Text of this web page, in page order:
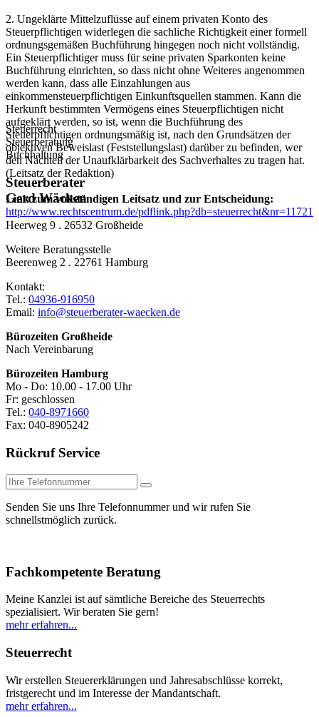
2. Ungeklärte Mittelzuflüsse auf einem privaten Konto des
Steuerpflichtigen widerlegen die sachliche Richtigkeit einer formell
ordnungsgemäßen Buchführung hingegen noch nicht vollständig.
Ein Steuerpflichtiger muss für seine privaten Sparkonten keine
Buchführung einrichten, so dass nicht ohne Weiteres angenommen
werden kann, dass alle Einzahlungen aus
einkommensteuerpflichtigen Einkunftsquellen stammen. Kann die
Herkunft bestimmten Vermögens eines Steuerpflichtigen nicht
aufgeklärt werden, so ist, wenn die Buchführung des
Steuerpflichtigen ordnungsmäßig ist, nach den Grundsätzen der
objektiven Beweislast (Feststellungslast) darüber zu befinden, wer
den Nachteil der Unaufklärbarkeit des Sachverhaltes zu tragen hat.
(Leitsatz der Redaktion)
Link zum vollständigen Leitsatz und zur Entscheidung:
http://www.rechtscentrum.de/pdflink.php?db=steuerrecht&nr=11721
Steuerrecht
Steuerberatung
Buchhaltung
Steuerberater
Gerd Wäcken
Heerweg 9 . 26532 Großheide
Weitere Beratungsstelle
Beerenweg 2 . 22761 Hamburg
Kontakt:
Tel.: 04936-916950
Email: info@steuerberater-waecken.de
Bürozeiten Großheide
Nach Vereinbarung
Bürozeiten Hamburg
Mo - Do: 10.00 - 17.00 Uhr
Fr: geschlossen
Tel.: 040-8971660
Fax: 040-8905242
Rückruf Service
Senden Sie uns Ihre Telefonnummer und wir rufen Sie
schnellstmöglich zurück.
Fachkompetente Beratung
Meine Kanzlei ist auf sämtliche Bereiche des Steuerrechts
spezialisiert. Wir beraten Sie gern!
mehr erfahren...
Steuerrecht
Wir erstellen Steuererklärungen und Jahresabschlüsse korrekt,
fristgerecht und im Interesse der Mandantschaft.
mehr erfahren...